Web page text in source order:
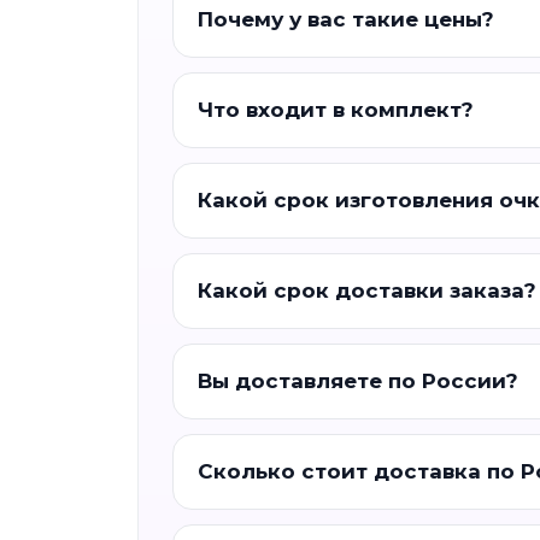
Почему у вас такие цены?
Что входит в комплект?
Какой срок изготовления
Какой срок доставки заказа?
Вы доставляете по России?
Сколько стоит доставка по